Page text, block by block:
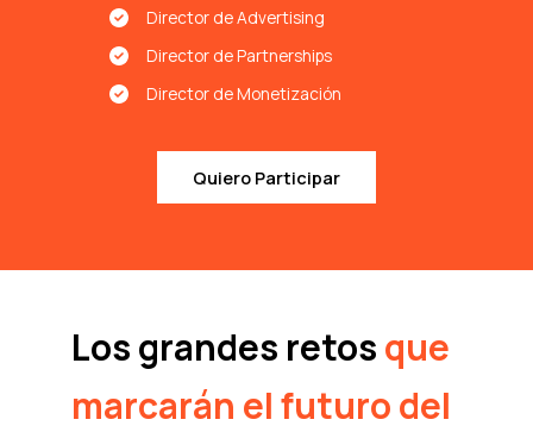
Director de Advertising
Director de Partnerships
Director de Monetización
Quiero Participar
Los grandes retosque
marcarán el futuro del